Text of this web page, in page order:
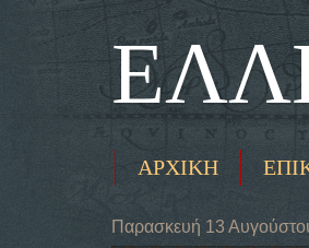
ΑΡΧΙΚΗ
Παρασκευή 13